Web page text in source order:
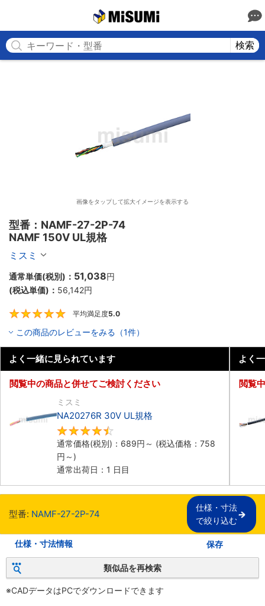
検索
画像をタップして拡大イメージを表示する
型番：NAMF-27-2P-74
NAMF 150V UL規格
ミスミ
通常単価(税別)： 51,038円
(税込単価)： 56,142円
平均満足度5.0
この商品のレビューをみる（1件）
よく一緒に見られています
閲覧中の商品と併せてご検討ください
ミスミ
NA20276R 30V UL規格
通常価格(税別)： 689円 ～ (税込価格： 758
円 ～)
通常出荷日：1 日目
よく
閲覧
型番: NAMF-27-2P-74
仕様・寸法
で絞り込む
仕様・寸法情報 保存
類似品を再検索
※CADデータはPCでダウンロードできます